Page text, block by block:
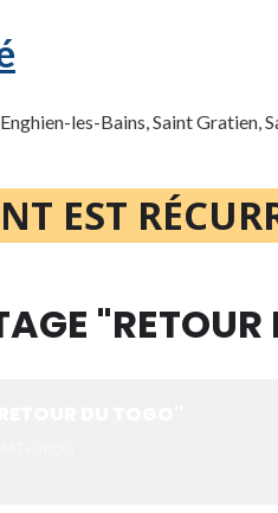
les-Bains, Saint Gratien,
EST